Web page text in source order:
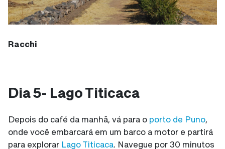
Racchi
Dia 5- Lago Titicaca
Depois do café da manhã, vá para o porto de Puno,
onde você embarcará em um barco a motor e partirá
para explorar Lago Titicaca. Navegue por 30 minutos